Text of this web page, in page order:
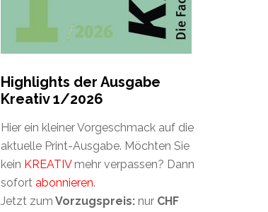
Highlights der Ausgabe
Kreativ 1/2026
Hier ein kleiner Vorgeschmack auf die
aktuelle Print-Ausgabe. Möchten Sie
kein KREATIVmehr verpassen? Dann
sofort abonnieren.
Jetzt zum Vorzugspreis: nur CHF